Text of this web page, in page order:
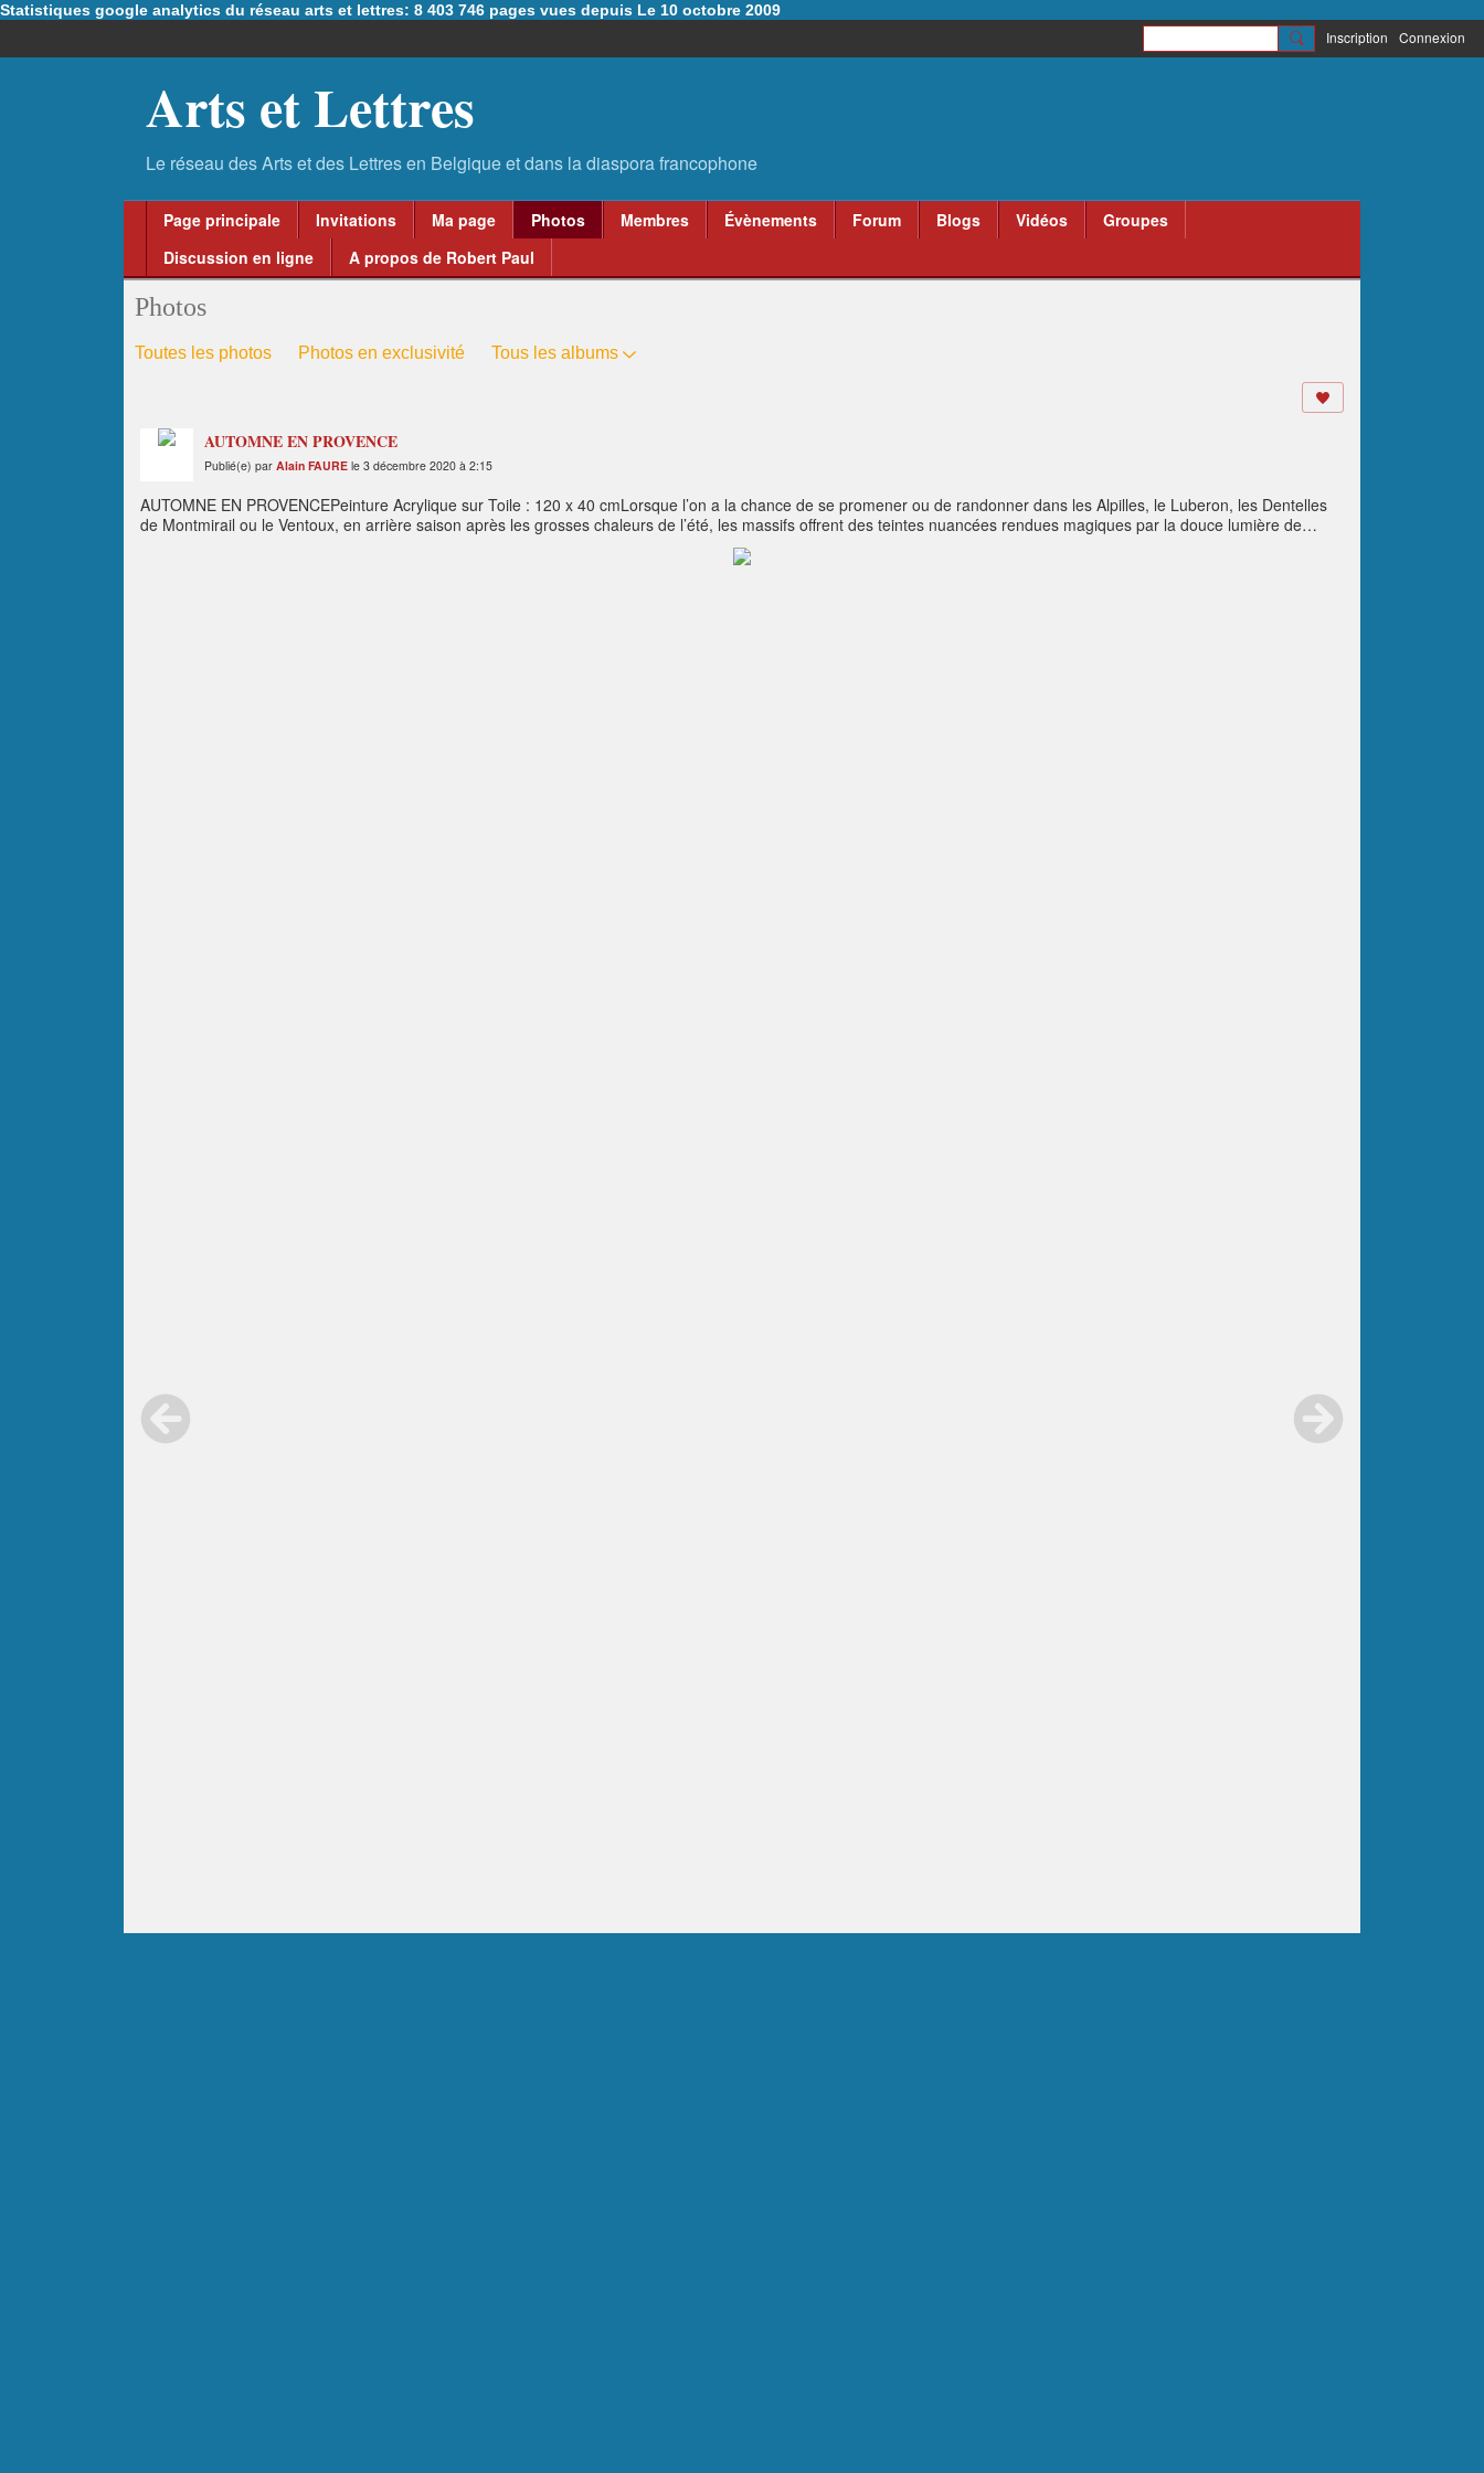
Statistiques google analytics du réseau arts et lettres: 8 403 746 pages vues depuis Le 10 octobre 2009
Inscription Connexion
Arts et Lettres
Page principale Invitations Ma page Photos Membres Évènements Forum Blogs Vidéos
Groupes
Discussion en ligne
A propos de Robert Paul
Photos
Toutes les photos Photos en exclusivité Tous les albums
AUTOMNE EN PROVENCE
Publié(e) par Alain FAURE le 3 décembre 2020 à 2:15
AUTOMNE EN PROVENCEPeinture Acrylique sur Toile : 120 x 40 cmLorsque l’on a la chance de se promener ou de randonner dans les Alpilles, le Luberon, les Dentelles
de Montmirail ou le Ventoux, en arrière saison après les grosses chaleurs de l’été, les massifs offrent des teintes nuancées rendues magiques par la douce lumière de
l’automne. Prendre de la hauteur et savourer l’instant privilégié d’une vue panoramique sur les vignes, les oliveraies et tant d’autres vergers multicolores.